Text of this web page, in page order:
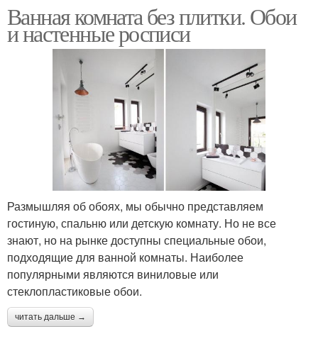
Ванная комната без плитки. Обои
и настенные росписи
Размышляя об обоях, мы обычно представляем
гостиную, спальню или детскую комнату. Но не все
знают, но на рынке доступны специальные обои,
подходящие для ванной комнаты. Наиболее
популярными являются виниловые или
стеклопластиковые обои.
читать дальше →